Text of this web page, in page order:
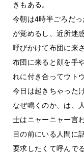
きもある。
今朝は4時半ごろだ
が覚めるし、近所迷
呼びかけて布団に来
布団に来ると顔を手
れに付き合ってウト
今日は起きちゃった
なぜ鳴くのか、は、
士はニャーニャー言
目の前にいる人間に
要求したくて呼んで